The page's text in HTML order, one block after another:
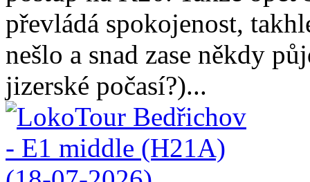
převládá spokojenost,
nešlo a snad zase někdy
jizerské počasí?)...